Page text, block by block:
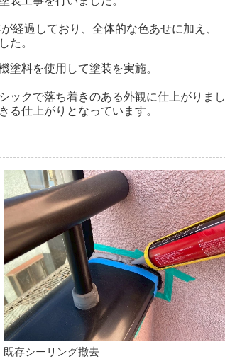
経過しており、全体的な色あせに加え、
た。
塗料を使用して塗装を実施。
ックで落ち着きのある外観に仕上がりまし
る仕上がりとなっています。
既存シーリング撤去